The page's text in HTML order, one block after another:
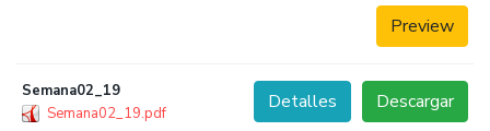
Preview
Semana02_19
Semana02_19.pdf
Descargar
Detalles